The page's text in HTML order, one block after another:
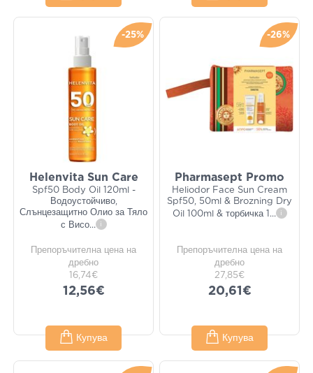
-25%
Helenvita Sun Care
Spf50 Body Oil 120ml -
Водоустойчиво,
Слънцезащитно Олио за Тяло
с Висо... i
Препоръчителна цена на
дребно
16,74€
12,56€
Купува
-26%
Pharmasept Promo
Heliodor Face Sun Cream
Spf50, 50ml & Brozning Dry
Oil 100ml & торбичка 1 ... i
Препоръчителна цена на
дребно
27,85€
20,61€
Купува